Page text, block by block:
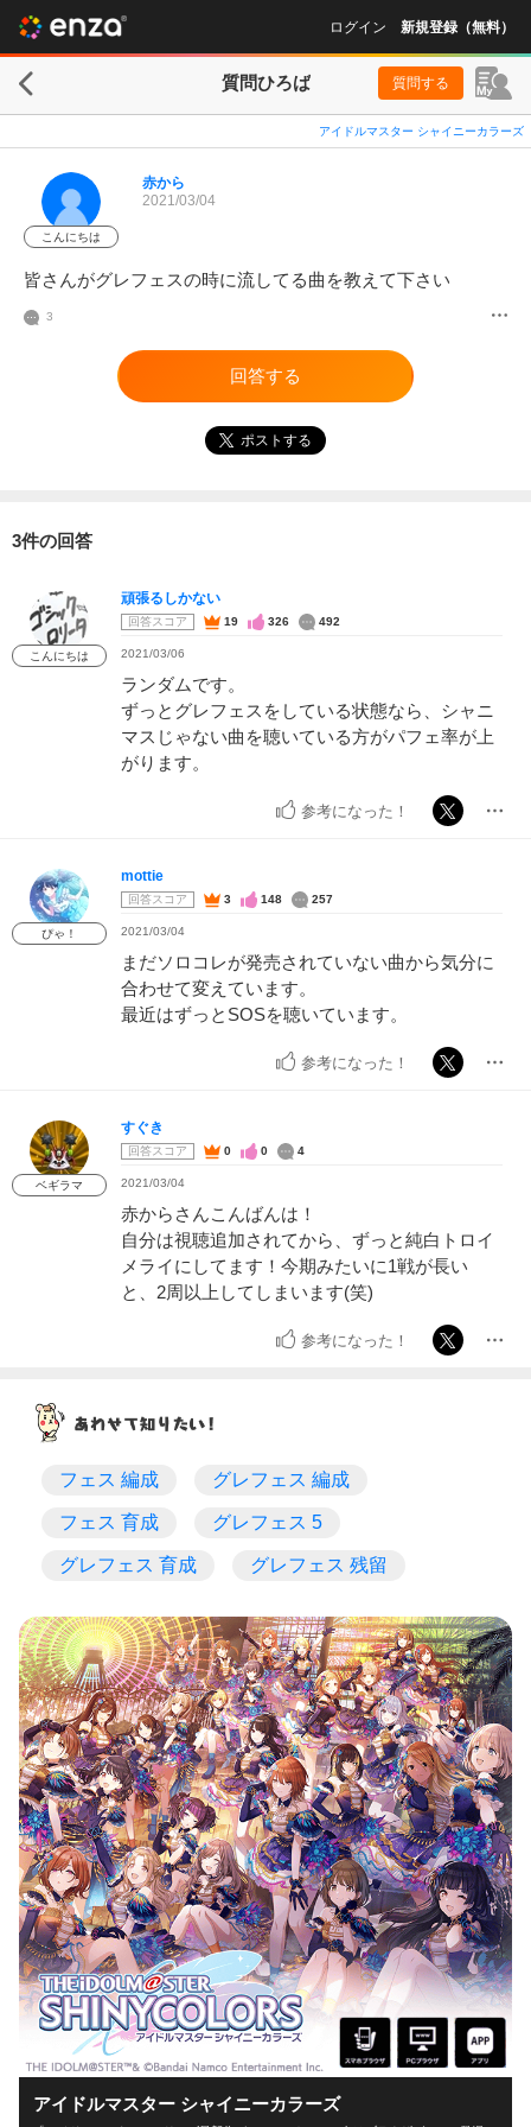
ログイン 新規登録（無料）
質問ひろば 質問する
アイドルマスター シャイニーカラーズ
こんにちは
赤から
2021/03/04
皆さんがグレフェスの時に流してる曲を教えて下さい
3
回答する
ポストする
3件の回答
こんにちは
頑張るしかない
回答スコア 19 326 492
2021/03/06
ランダムです。
ずっとグレフェスをしている状態なら、シャニ
マスじゃない曲を聴いている方がパフェ率が上
がります。
参考になった！
ぴゃ！
mottie
回答スコア 3 148 257
2021/03/04
まだソロコレが発売されていない曲から気分に
合わせて変えています。
最近はずっとSOSを聴いています。
参考になった！
ベギラマ
すぐき
回答スコア 0 0 4
2021/03/04
赤からさんこんばんは！
自分は視聴追加されてから、ずっと純白トロイ
メライにしてます！今期みたいに1戦が長い
と、2周以上してしまいます(笑)
参考になった！
フェス 編成 グレフェス 編成
フェス 育成 グレフェス 5
グレフェス 育成 グレフェス 残留
アイドルマスター シャイニーカラーズ